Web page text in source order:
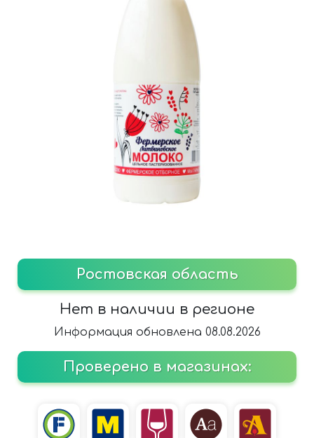
Ростовская область
Нет в наличии в регионе
Информация обновлена 08.08.2026
Проверено в магазинах: